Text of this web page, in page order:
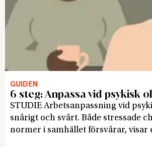
GUIDEN
6 steg: Anpassa vid psykisk
STUDIE Arbetsanpassning vid
snårigt och svårt. Både stressade
normer i samhället försvårar, visar